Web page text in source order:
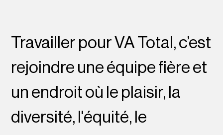
Travailler pour VA Total, c’est
rejoindre une équipe fière et
un endroit où le plaisir, la
diversité, l'équité, le